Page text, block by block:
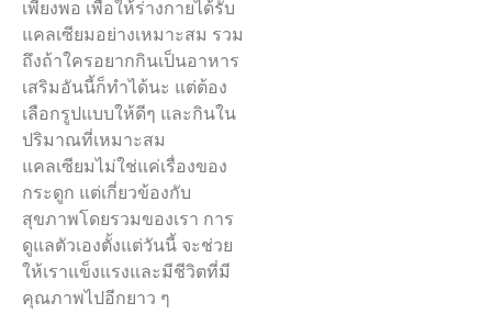
เพียงพอ เพื่อให้ร่างกายได้รับ
แคลเซียมอย่างเหมาะสม รวม
ถึงถ้าใครอยากกินเป็นอาหาร
เสริมอันนี้ก็ทำได้นะ แต่ต้อง
เลือกรูปแบบให้ดีๆ และกินใน
ปริมาณที่เหมาะสม
แคลเซียมไม่ใช่แค่เรื่องของ
กระดูก แต่เกี่ยวข้องกับ
สุขภาพโดยรวมของเรา การ
ดูแลตัวเองตั้งแต่วันนี้ จะช่วย
ให้เราแข็งแรงและมีชีวิตที่มี
คุณภาพไปอีกยาว ๆ